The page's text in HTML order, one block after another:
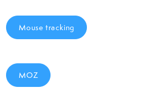
Mouse tracking
MOZ